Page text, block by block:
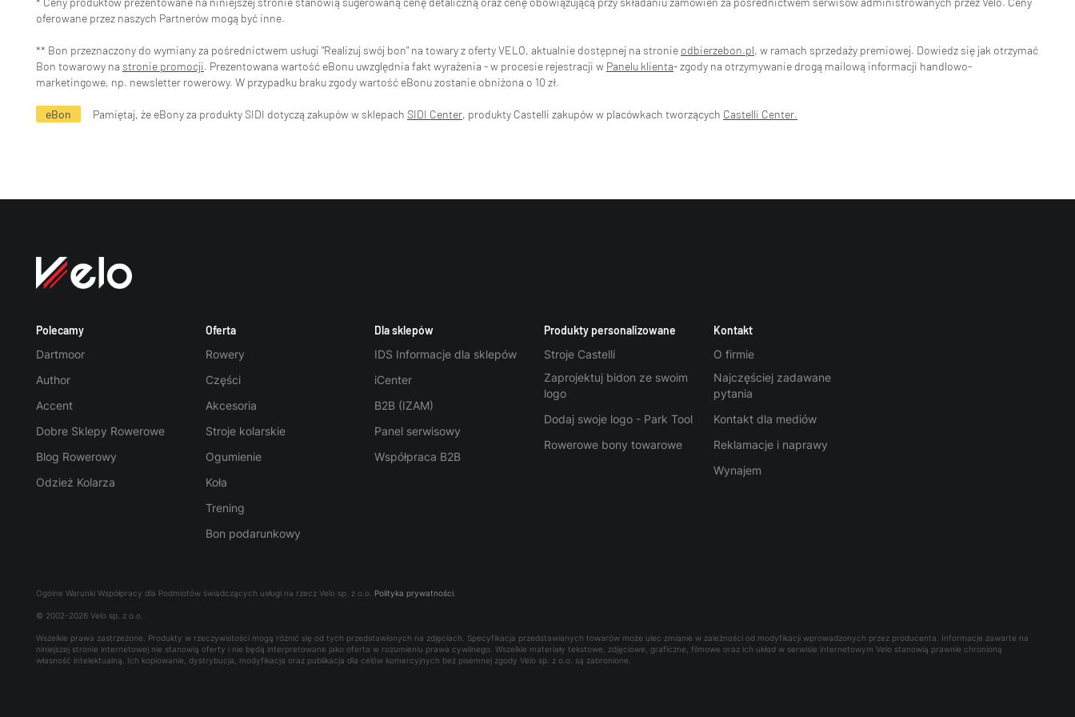
oferowane przez naszych Partnerów mogą być inne.
** Bon przeznaczony do wymiany za pośrednictwem usługi "Realizuj swój bon" na towary z oferty VELO, aktualnie dostępnej na stronie odbierzebon.pl, w ramach sprzedaży premiowej. Dowiedz się jak otrzymać
Bon towarowy na stronie promocji. Prezentowana wartość eBonu uwzględnia fakt wyrażenia - w procesie rejestracji w Panelu klienta- zgody na otrzymywanie drogą mailową informacji handlowo-
marketingowe, np. newsletter rowerowy. W przypadku braku zgody wartość eBonu zostanie obniżona o 10 zł.
eBon Pamiętaj, że eBony za produkty SIDI dotyczą zakupów w sklepach SIDI Center, produkty Castelli zakupów w placówkach tworzących Castelli Center.
Polecamy
Dartmoor
Author
Accent
Dobre Sklepy Rowerowe
Blog Rowerowy
Odzież Kolarza
Oferta
Rowery
Części
Akcesoria
Stroje kolarskie
Ogumienie
Koła
Trening
Bon podarunkowy
Dla sklepów
IDS Informacje dla sklepów
iCenter
B2B (IZAM)
Panel serwisowy
Współpraca B2B
Produkty personalizowane
Stroje Castelli
Zaprojektuj bidon ze swoim
logo
Dodaj swoje logo - Park Tool
Rowerowe bony towarowe
Kontakt
O firmie
Najczęściej zadawane
pytania
Kontakt dla mediów
Reklamacje i naprawy
Wynajem
Ogólne Warunki Współpracy dla Podmiotów świadczących usługi na rzecz Velo sp. z o.o. Polityka prywatności
© 2002-2026 Velo sp. z o.o.
Wszelkie prawa zastrzeżone. Produkty w rzeczywistości mogą różnić się od tych przedstawionych na zdjęciach. Specyfikacja przedstawianych towarów może ulec zmianie w zależności od modyfikacji wprowadzonych przez producenta. Informacje zawarte na
niniejszej stronie internetowej nie stanowią oferty i nie będą interpretowane jako oferta w rozumieniu prawa cywilnego. Wszelkie materiały tekstowe, zdjęciowe, graficzne, filmowe oraz ich układ w serwisie internetowym Velo stanowią prawnie chronioną
własność intelektualną. Ich kopiowanie, dystrybucja, modyfikacja oraz publikacja dla celów komercyjnych bez pisemnej zgody Velo sp. z o.o. są zabronione.